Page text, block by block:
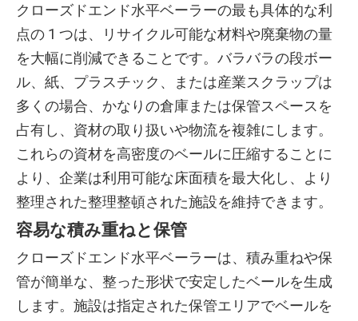
クローズドエンド水平ベーラーの最も具体的な利
点の 1 つは、リサイクル可能な材料や廃棄物の量
を大幅に削減できることです。バラバラの段ボー
ル、紙、プラスチック、または産業スクラップは
多くの場合、かなりの倉庫または保管スペースを
占有し、資材の取り扱いや物流を複雑にします。
これらの資材を高密度のベールに圧縮することに
より、企業は利用可能な床面積を最大化し、より
整理された整理整頓された施設を維持できます。
容易な積み重ねと保管
クローズドエンド水平ベーラーは、積み重ねや保
管が簡単な、整った形状で安定したベールを生成
します。施設は指定された保管エリアでベールを